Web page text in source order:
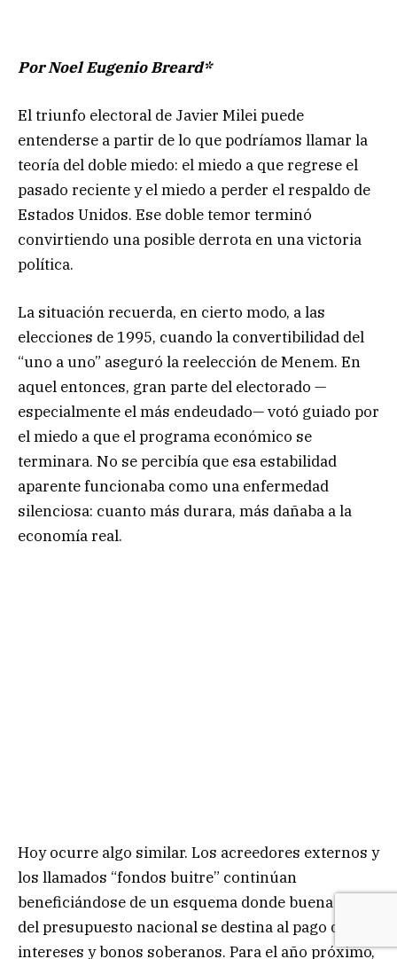
Por Noel Eugenio Breard*
El triunfo electoral de Javier Milei puede
entenderse a partir de lo que podríamos llamar la
teoría del doble miedo: el miedo a que regrese el
pasado reciente y el miedo a perder el respaldo de
Estados Unidos. Ese doble temor terminó
convirtiendo una posible derrota en una victoria
política.
La situación recuerda, en cierto modo, a las
elecciones de 1995, cuando la convertibilidad del
“uno a uno” aseguró la reelección de Menem. En
aquel entonces, gran parte del electorado —
especialmente el más endeudado— votó guiado por
el miedo a que el programa económico se
terminara. No se percibía que esa estabilidad
aparente funcionaba como una enfermedad
silenciosa: cuanto más durara, más dañaba a la
economía real.
Hoy ocurre algo similar. Los acreedores externos y
los llamados “fondos buitre” continúan
beneficiándose de un esquema donde buena parte
del presupuesto nacional se destina al pago de
intereses y bonos soberanos. Para el año próximo,